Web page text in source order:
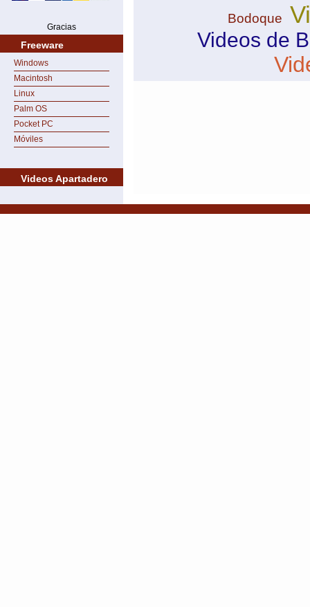
Gracias
Freeware
Windows
Macintosh
Linux
Palm OS
Pocket PC
Móviles
Videos Apartadero
Bodoque
Videos de